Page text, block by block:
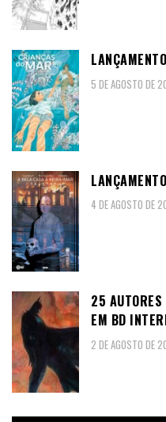
5 DE AGOSTO DE
4 DE AGOSTO DE
25 AUTORES
EM BD
2 DE AGOSTO DE